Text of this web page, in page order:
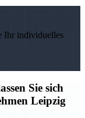
Ihr individuelles
Sie sich
Leipzig